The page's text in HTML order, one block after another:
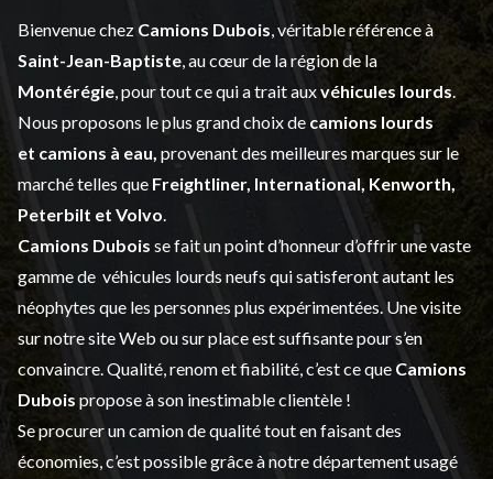
Bienvenue chez Camions Dubois , véritable référence à
Saint-Jean-Baptiste , au cœur de la région de la
Montérégie , pour tout ce qui a trait auxvéhicules lourds
Nous proposons le plus grand choix de camions lourds
et camions à eau, provenant des meilleures marques sur le
marché telles que Freightliner, International, Kenworth,
Peterbilt et Volvo
Camions Dubois se fait un point d’honneur d’offrir une vaste
gamme de véhicules lourds neufs qui satisferont autant les
néophytes que les personnes plus expérimentées. Une visite
sur notre site Web ou sur place est suffisante pour s’en
convaincre. Qualité, renom et fiabilité, c’est ce que Camions
Dubois propose à son inestimable clientèle !
Se procurer un camion de qualité tout en faisant des
économies, c’est possible grâce à notredépartement usagé